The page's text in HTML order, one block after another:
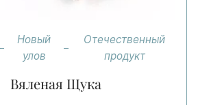
Новый
улов
Отечественный
продукт
Вяленая Щука